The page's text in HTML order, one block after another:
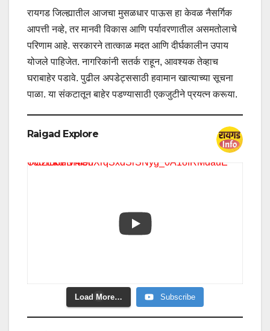
रायगड जिल्ह्यातील आजचा मुसळधार पाऊस हा केवळ नैसर्गिक
आपत्ती नव्हे, तर मानवी विकास आणि पर्यावरणातील असमतोलाचे
परिणाम आहे. सरकारने तात्काळ मदत आणि दीर्घकालीन उपाय
योजले पाहिजेत. नागरिकांनी सतर्क राहून, आवश्यक तेव्हाच
घराबाहेर पडावे. पुढील अपडेट्ससाठी हवामान खात्याच्या सूचना
पाळा. या संकटातून बाहेर पडण्यासाठी एकजुटीने प्रयत्न करूया.
Raigad Explore
YouTube Video UC2EkdIBI4OhXrqSxdSrSNyg_0A18fRMdauE
Load More… Subscribe